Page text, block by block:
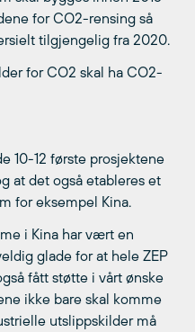
for CO2-rensing så
tilgjengelig fra 2020.
for CO2 skal ha CO2-
10-12 første prosjektene
at det også etableres et
for eksempel Kina.
i Kina har vært en
glade for at hele ZEP
fått støtte i vårt ønske
ikke bare skal komme
utslippskilder må